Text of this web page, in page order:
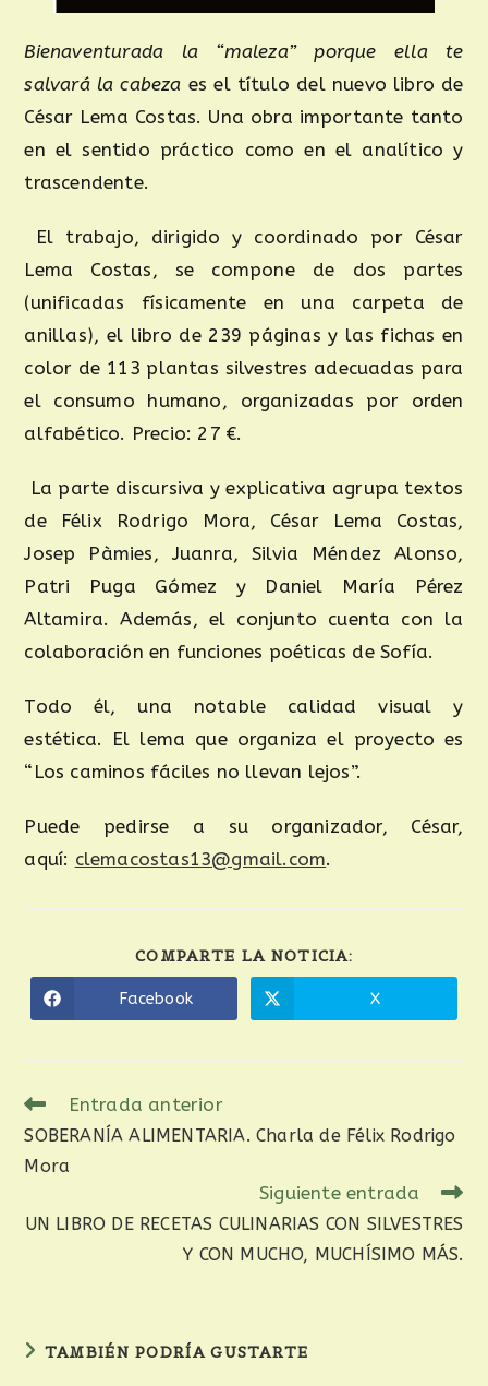
Bienaventurada la “maleza” porque ella te
salvará la cabeza es el título del nuevo libro de
César Lema Costas. Una obra importante tanto
en el sentido práctico como en el analítico y
trascendente.
El trabajo, dirigido y coordinado por César
Lema Costas, se compone de dos partes
(unificadas físicamente en una carpeta de
anillas), el libro de 239 páginas y las fichas en
color de 113 plantas silvestres adecuadas para
el consumo humano, organizadas por orden
alfabético. Precio: 27 €.
La parte discursiva y explicativa agrupa textos
de Félix Rodrigo Mora, César Lema Costas,
Josep Pàmies, Juanra, Silvia Méndez Alonso,
Patri Puga Gómez y Daniel María Pérez
Altamira. Además, el conjunto cuenta con la
colaboración en funciones poéticas de Sofía.
Todo él, una notable calidad visual y
estética. El lema que organiza el proyecto es
“Los caminos fáciles no llevan lejos”.
Puede pedirse a su organizador, César,
aquí: clemacostas13@gmail.com.
COMPARTE LA NOTICIA:
Facebook X
Entrada anterior
SOBERANÍA ALIMENTARIA. Charla de Félix Rodrigo
Mora
Siguiente entrada
UN LIBRO DE RECETAS CULINARIAS CON SILVESTRES
Y CON MUCHO, MUCHÍSIMO MÁS.
TAMBIÉN PODRÍA GUSTARTE